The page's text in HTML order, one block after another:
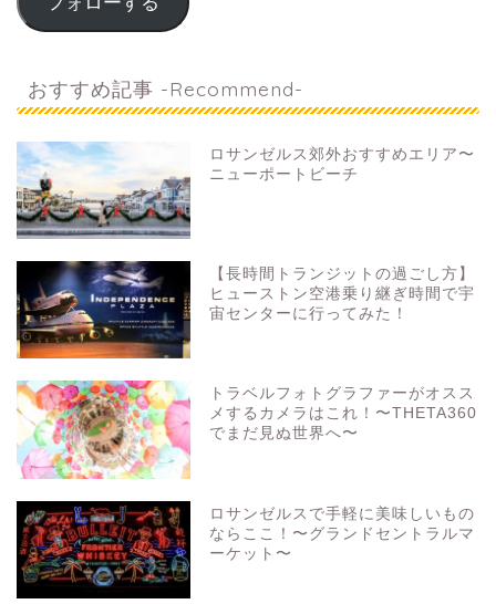
おすすめ記事 -Recommend-
ロサンゼルス郊外おすすめエリア〜
ニューポートビーチ
【長時間トランジットの過ごし方】
ヒューストン空港乗り継ぎ時間で宇
宙センターに行ってみた！
トラベルフォトグラファーがオスス
メするカメラはこれ！〜THETA360
でまだ見ぬ世界へ〜
ロサンゼルスで手軽に美味しいもの
ならここ！〜グランドセントラルマ
ーケット〜